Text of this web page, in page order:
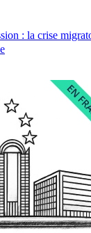
: la crise